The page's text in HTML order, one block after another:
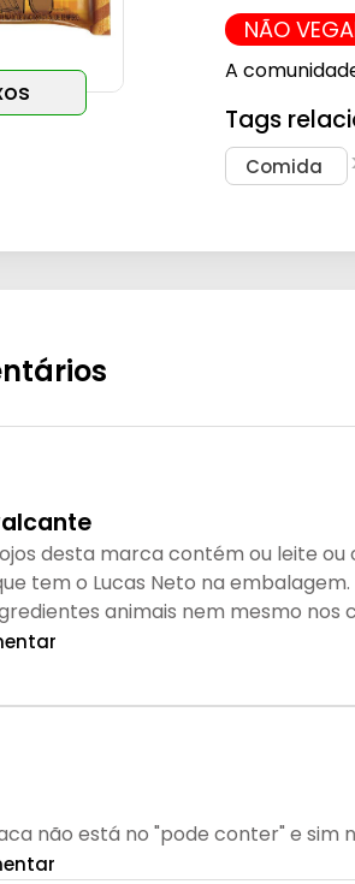
NÃO
A
Tags
Comida
desta marca contém ou leite
tem o Lucas Neto na
animais nem mesmo nos
não está no "pode conter" e sim